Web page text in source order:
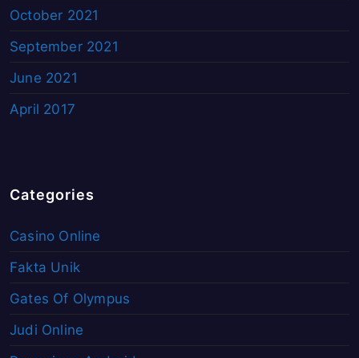
October 2021
September 2021
June 2021
April 2017
Categories
Casino Online
Fakta Unik
Gates Of Olympus
Judi Online